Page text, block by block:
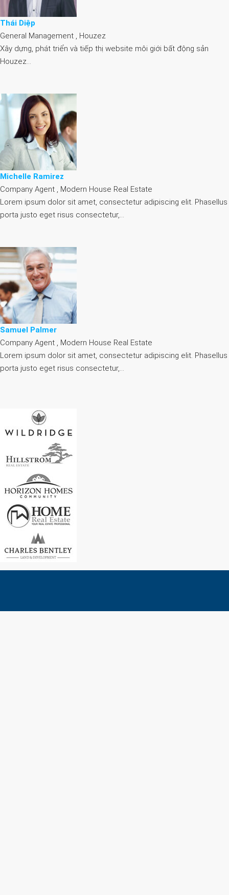
Thái Diệp
General Management , Houzez
Xây dựng, phát triển và tiếp thị website môi giới bất động sản
Houzez…
Michelle Ramirez
Company Agent , Modern House Real Estate
Lorem ipsum dolor sit amet, consectetur adipiscing elit. Phasellus
porta justo eget risus consectetur,…
Samuel Palmer
Company Agent , Modern House Real Estate
Lorem ipsum dolor sit amet, consectetur adipiscing elit. Phasellus
porta justo eget risus consectetur,…